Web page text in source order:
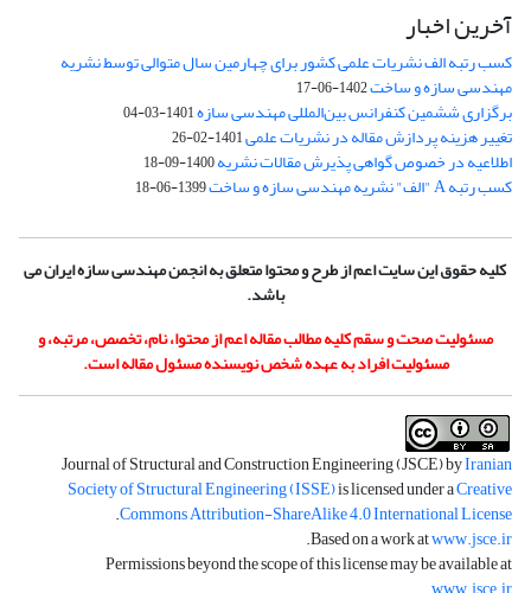
آخرین اخبار
کسب رتبه الف نشریات علمی کشور برای چهارمین سال متوالی توسط نشریه
مهندسی سازه و ساخت1402-06-17
برگزاری ششمین کنفرانس بین‌المللی مهندسی سازه1401-03-04
تغییر هزینه پردازش مقاله در نشریات علمی1401-02-26
اطلاعیه در خصوص گواهی پذیرش مقالات نشریه1400-09-18
کسب رتبه A "الف" نشریه مهندسی سازه و ساخت 1399-06-18
کلیه حقوق این سایت اعم از طرح و محتوا متعلق به انجمن مهندسی سازه ایران می
باشد.
مسئولیت صحت و سقم کلیه مطالب مقاله اعم از محتوا، نام، تخصص، مرتبه، و
مسئولیت افراد به عهده شخص نویسنده مسئول مقاله است.
Journal of Structural and Construction Engineering (JSCE) byIranian
Society of Structural Engineering (ISSE)is licensed under aCreative
Commons Attribution-ShareAlike 4.0 International License
.
Based on a work atwww.jsce.ir
.
Permissions beyond the scope of this license may be available at